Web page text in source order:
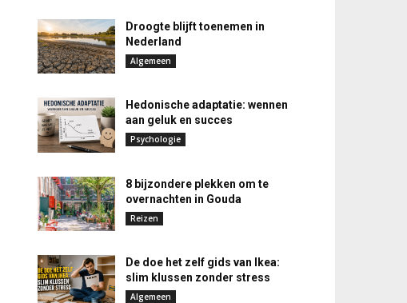
Droogte blijft toenemen in
Nederland
Algemeen
Hedonische adaptatie: wennen
aan geluk en succes
Psychologie
8 bijzondere plekken om te
overnachten in Gouda
Reizen
De doe het zelf gids van Ikea:
slim klussen zonder stress
Algemeen